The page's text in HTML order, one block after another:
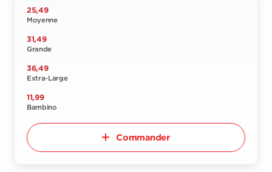
25,49
Moyenne
31,49
Grande
36,49
Extra-Large
11,99
Bambino
Commander